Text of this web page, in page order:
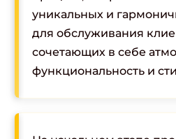
уникальных и
для обслуживания
сочетающих в себе
функциональность и